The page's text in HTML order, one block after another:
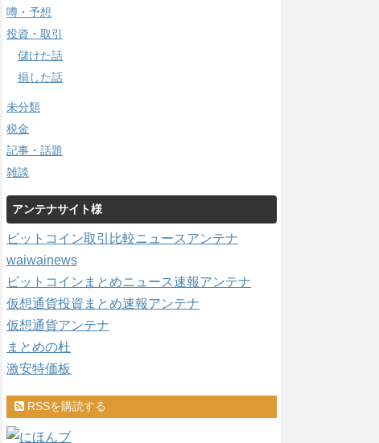
噂・予想
投資・取引
儲けた話
損した話
未分類
税金
記事・話題
雑談
アンテナサイト様
ビットコイン取引比較ニュースアンテナ
waiwainews
ビットコインまとめニュース速報アンテナ
仮想通貨投資まとめ速報アンテナ
仮想通貨アンテナ
まとめの杜
激安特価板
RSSを購読する